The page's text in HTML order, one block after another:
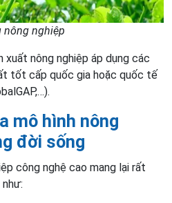
nông nghiệp
xuất nông nghiệp áp dụng các
tốt cấp quốc gia hoặc quốc tế
mô hình nông
đời sống
công nghệ cao mang lại rất